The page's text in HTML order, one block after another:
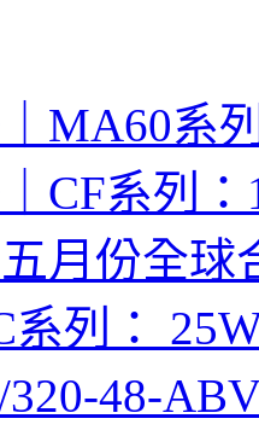
MA60系
CF系列：
月份全球
列：
48-